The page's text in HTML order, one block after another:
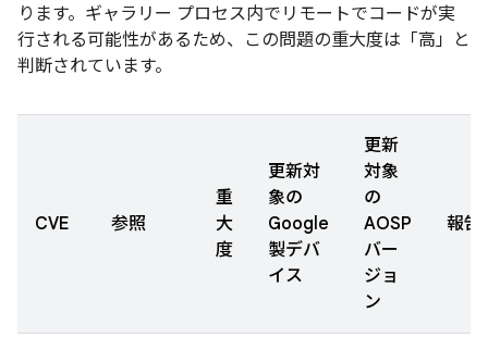
ります。ギャラリー プロセス内でリモートでコードが実
行される可能性があるため、この問題の重大度は「高」と
判断されています。
CVE 参照
重
大
度
更新対
象の
Google
製デバ
イス
更新
対象
の
AOSP
バー
ジョ
ン
報告